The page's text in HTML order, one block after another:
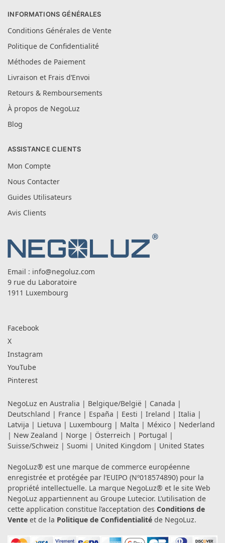
INFORMATIONS GÉNÉRALES
Conditions Générales de Vente
Politique de Confidentialité
Méthodes de Paiement
Livraison et Frais d’Envoi
Retours & Remboursements
À propos de NegoLuz
Blog
ASSISTANCE CLIENTS
Mon Compte
Nous Contacter
Guides Utilisateurs
Avis Clients
Email : info@negoluz.com
9 rue du Laboratoire
1911 Luxembourg
Facebook
X
Instagram
YouTube
Pinterest
NegoLuz en Australia | Belgique/België | Canada |
Deutschland | France | España | Eesti | Ireland | Italia |
Latvija | Lietuva | Luxembourg | Malta | México | Nederland
| New Zealand | Norge | Österreich | Portugal |
Suisse/Schweiz | Suomi | United Kingdom | United States
NegoLuz® est une marque de commerce européenne
enregistrée et protégée par l’EUIPO (Nº018574890) pour la
propriété intellectuelle. La marque NegoLuz® et le site Web
NegoLuz appartiennent au Groupe Lutecior. L’utilisation de
cette application constitue l’acceptation des Conditions de
Vente et de la Politique de Confidentialité de NegoLuz.